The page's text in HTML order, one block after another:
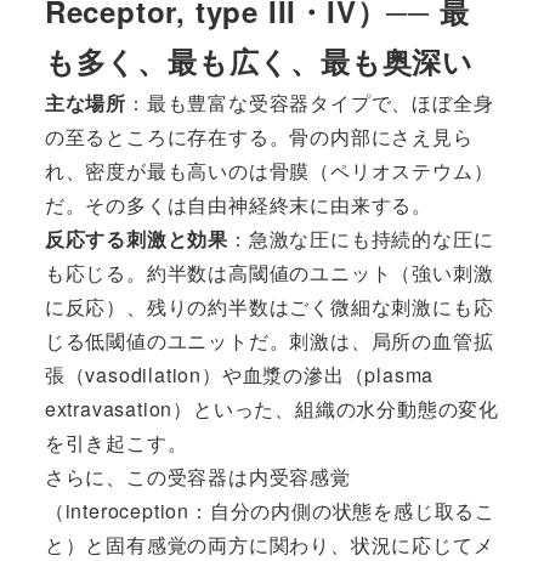
Receptor, type III・IV）── 最
も多く、最も広く、最も奥深い
主な場所 ：最も豊富な受容器タイプで、ほぼ全身
の至るところに存在する。骨の内部にさえ見ら
れ、密度が最も高いのは骨膜（ペリオステウム）
だ。その多くは自由神経終末に由来する。
反応する刺激と効果 ：急激な圧にも持続的な圧に
も応じる。約半数は高閾値のユニット（強い刺激
に反応）、残りの約半数はごく微細な刺激にも応
じる低閾値のユニットだ。刺激は、局所の血管拡
張（vasodilation）や血漿の滲出（plasma
extravasation）といった、組織の水分動態の変化
を引き起こす。
さらに、この受容器は内受容感覚
（interoception：自分の内側の状態を感じ取るこ
と）と固有感覚の両方に関わり、状況に応じてメ